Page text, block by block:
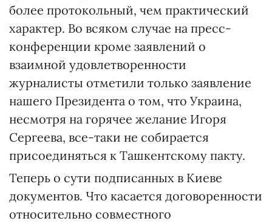
более протокольный, чем практический
характер. Во всяком случае на пресс-
конференции кроме заявлений о
взаимной удовлетворенности
журналисты отметили только заявление
нашего Президента о том, что Украина,
несмотря на горячее желание Игоря
Сергеева, все-таки не собирается
присоединяться к Ташкентскому пакту.
Теперь о сути подписанных в Киеве
документов. Что касается договоренности
относительно совместного